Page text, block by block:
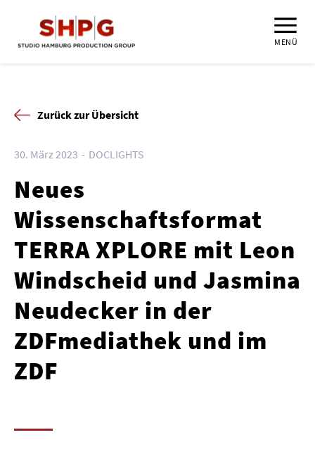
MENÜ
Zurück zur Übersicht
30. März 2023 DOCLIGHTS
Neues
Wissenschaftsformat
TERRA XPLORE mit Leon
Windscheid und Jasmina
Neudecker in der
ZDFmediathek und im
ZDF